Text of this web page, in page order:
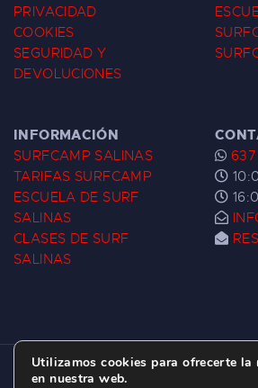
PRIVACIDAD
COOKIES
SEGURIDAD Y
DEVOLUCIONES
INFORMACIÓN
SURFCAMP SALINAS
TARIFAS SURFCAMP
ESCUELA DE SURF
SALINAS
CLASES DE SURF
SALINAS
ESCUELA DE SURF LAS
Utilizamos cookies para ofrecerte la
en nuestra web.